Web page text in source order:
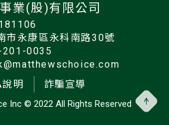
業(股)有限公司
市永康區永科南路30號
201-0035
明
詐騙宣導
Inc © 2022 All Rights Reserved